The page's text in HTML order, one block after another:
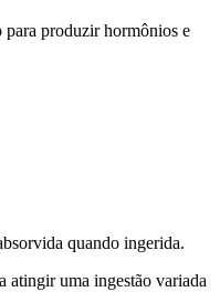
para produzir hormônios e
quando ingerida.
atingir uma ingestão variada